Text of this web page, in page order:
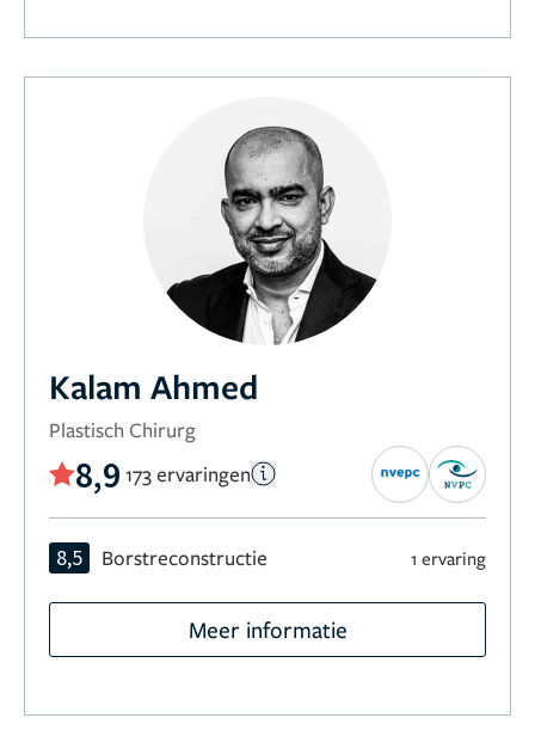
Kalam Ahmed
Plastisch Chirurg
8,9 173 ervaringen
8,5 Borstreconstructie 1 ervaring
Meer informatie